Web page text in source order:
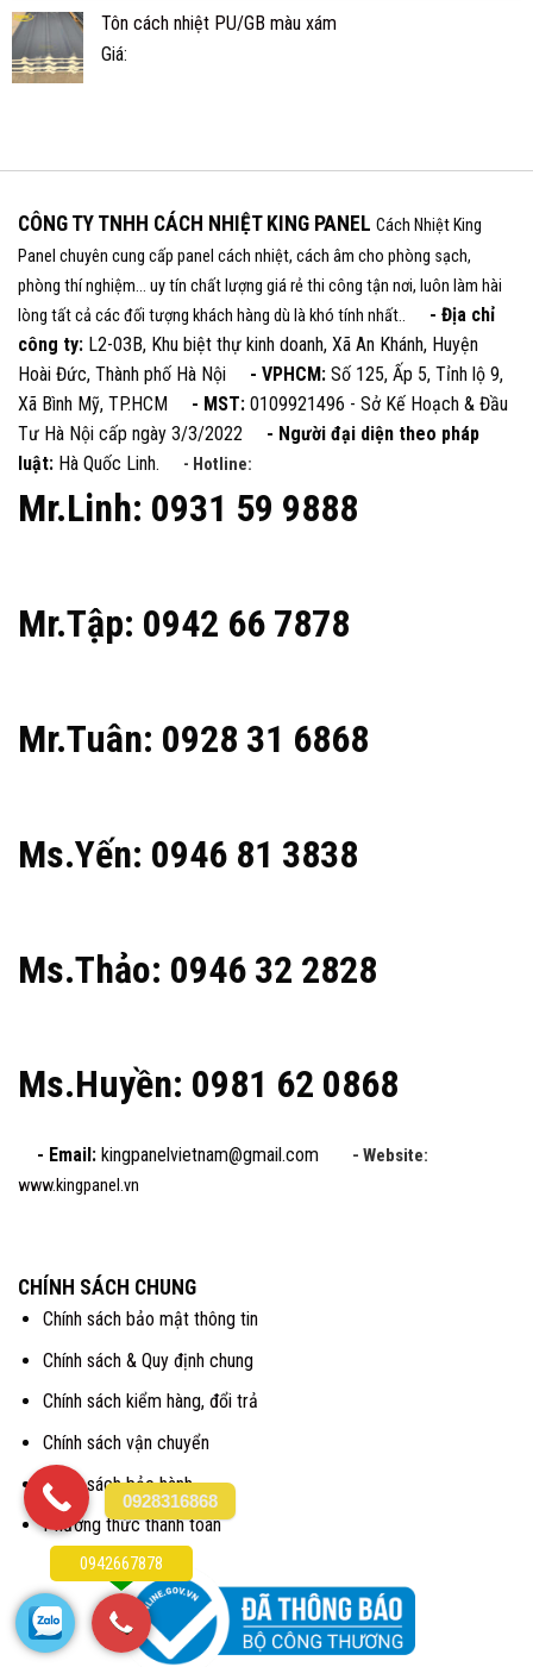
Tôn cách nhiệt PU/GB màu xám
Giá:
CÔNG TY TNHH CÁCH NHIỆT KING PANEL Cách Nhiệt King
Panel chuyên cung cấp panel cách nhiệt, cách âm cho phòng sạch,
phòng thí nghiệm... uy tín chất lượng giá rẻ thi công tận nơi, luôn làm hài
lòng tất cả các đối tượng khách hàng dù là khó tính nhất..
- Địa chỉ
công ty: L2-03B, Khu biệt thự kinh doanh, Xã An Khánh, Huyện
Hoài Đức, Thành phố Hà Nội - VPHCM: Số 125, Ấp 5, Tỉnh lộ 9,
Xã Bình Mỹ, TP.HCM - MST: 0109921496 - Sở Kế Hoạch & Đầu
Tư Hà Nội cấp ngày 3/3/2022 - Người đại diện theo pháp
luật: Hà Quốc Linh. - Hotline:
Mr.Linh: 0931 59 9888
Mr.Tập: 0942 66 7878
Mr.Tuân: 0928 31 6868
Ms.Yến: 0946 81 3838
Ms.Thảo: 0946 32 2828
Ms.Huyền: 0981 62 0868
- Email: kingpanelvietnam@gmail.com - Website:
www.kingpanel.vn
CHÍNH SÁCH CHUNG
Chính sách bảo mật thông tin
Chính sách & Quy định chung
Chính sách kiểm hàng, đổi trả
Chính sách vận chuyển
Chính sách bảo hành.
Phương thức thanh toán
0928316868
0942667878